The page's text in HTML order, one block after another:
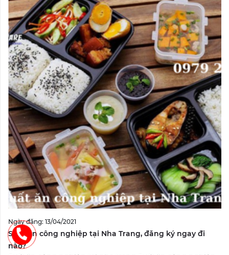
Ngày đăng: 13/04/2021
Suất ăn công nghiệp tại Nha Trang, đăng ký ngay đi
nào?